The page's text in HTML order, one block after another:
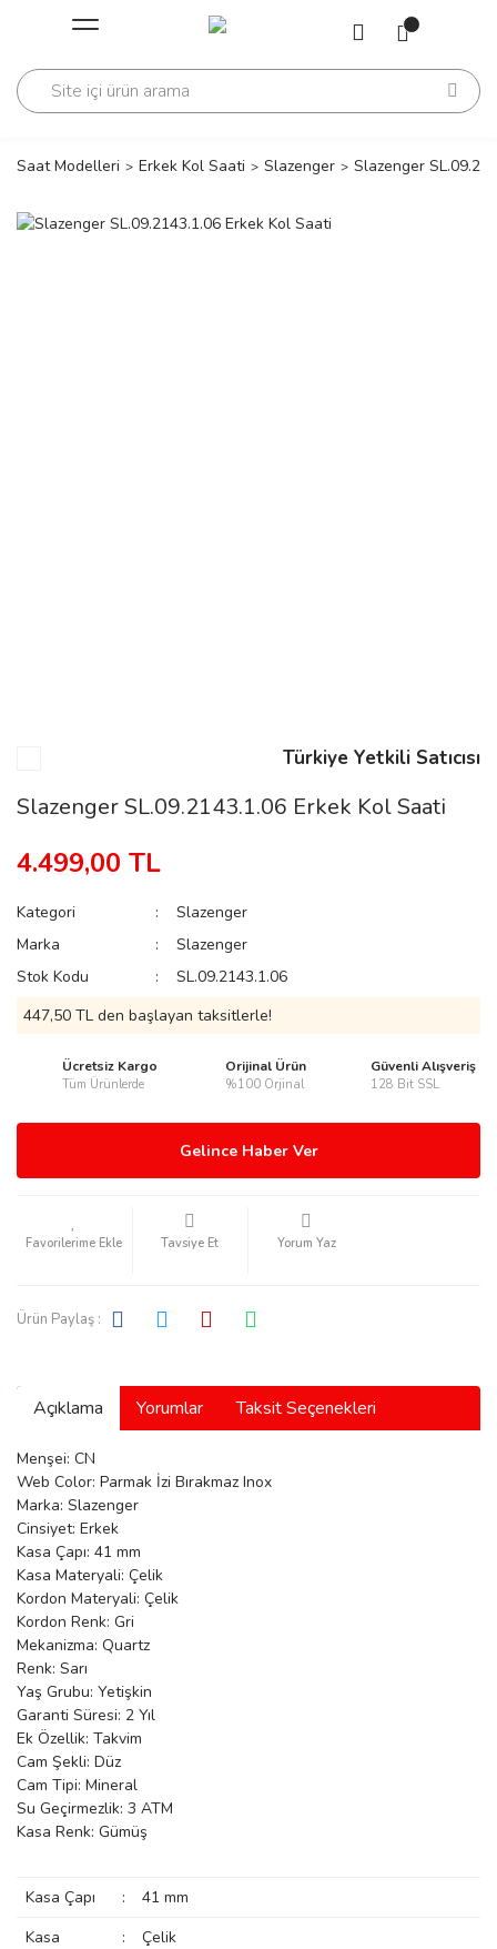
Geri Dön
Manoir
Geri Dön
Saat Modelleri Erkek Kol Saati Slazenger Slazenger
Türkiye Yetkili Satıcısı
Slazenger SL.09.2143.1.06 Erkek Kol Saati
4.499,00 TL
Kategori
Slazenger
Marka
Slazenger
Stok Kodu
SL.09.2143.1.06
447,50 TL den başlayan taksitlerle!
Ücretsiz Kargo
Tüm Ürünlerde
Orijinal Ürün
%100 Orjinal
Güvenli Alışveriş
128 Bit SSL
Gelince Haber Ver
Tavsiye Et Yorum Yaz
Ürün Paylaş :
Açıklama Yorumlar Taksit Seçenekleri
Menşei: CN
Web Color: Parmak İzi Bırakmaz Inox
Marka: Slazenger
Cinsiyet: Erkek
Kasa Çapı: 41 mm
Kasa Materyali: Çelik
Kordon Materyali: Çelik
Kordon Renk: Gri
Mekanizma: Quartz
Renk: Sarı
Yaş Grubu: Yetişkin
Garanti Süresi: 2 Yıl
Ek Özellik: Takvim
Cam Şekli: Düz
Cam Tipi: Mineral
Su Geçirmezlik: 3 ATM
Kasa Renk: Gümüş
Kasa Çapı :
41 mm
Kasa
: Çelik